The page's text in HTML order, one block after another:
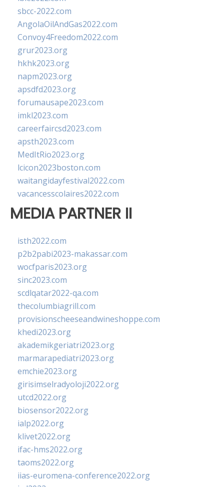
sbcc-2022.com
AngolaOilAndGas2022.com
Convoy4Freedom2022.com
grur2023.org
hkhk2023.org
napm2023.org
apsdfd2023.org
forumausape2023.com
imkl2023.com
careerfaircsd2023.com
apsth2023.com
MedItRio2023.org
lcicon2023boston.com
waitangidayfestival2022.com
vacancesscolaires2022.com
MEDIA PARTNER II
isth2022.com
p2b2pabi2023-makassar.com
wocfparis2023.org
sinc2023.com
scdlqatar2022-qa.com
thecolumbiagrill.com
provisionscheeseandwineshoppe.com
khedi2023.org
akademikgeriatri2023.org
marmarapediatri2023.org
emchie2023.org
girisimselradyoloji2022.org
utcd2022.org
biosensor2022.org
ialp2022.org
klivet2022.org
ifac-hms2022.org
taoms2022.org
iias-euromena-conference2022.org